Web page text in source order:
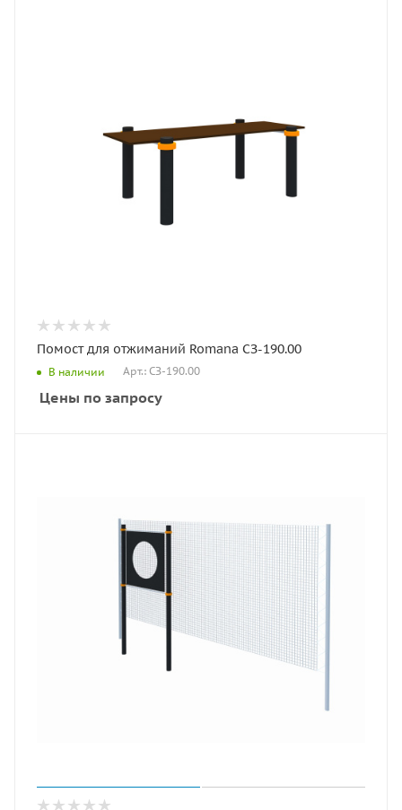
Помост для отжиманий Romana СЗ-190.00
В наличии Арт.: СЗ-190.00
Цены по запросу